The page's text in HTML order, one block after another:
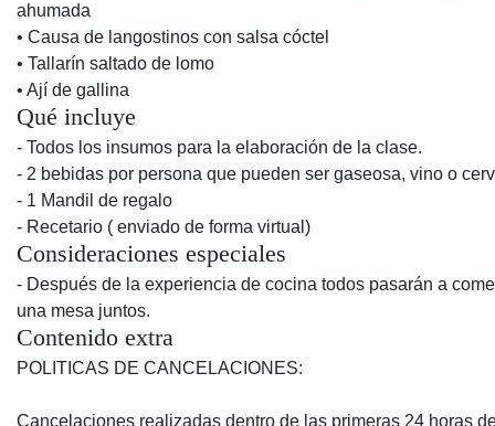
ahumada
• Causa de langostinos con salsa cóctel
• Tallarín saltado de lomo
• Ají de gallina
Qué incluye
- Todos los insumos para la elaboración de la clase.
- 2 bebidas por persona que pueden ser gaseosa, vino o
- 1 Mandil de regalo
- Recetario ( enviado de forma virtual)
Consideraciones especiales
- Después de la experiencia de cocina todos pasarán a
una mesa juntos.
Contenido extra
POLITICAS DE CANCELACIONES:
Cancelaciones realizadas dentro de las primeras 24 horas